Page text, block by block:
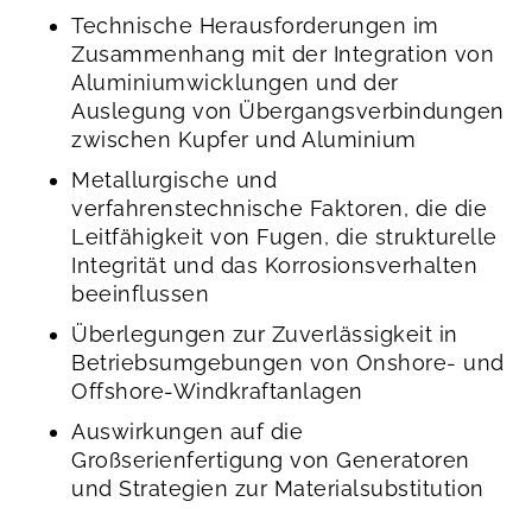
Technische Herausforderungen im
Zusammenhang mit der Integration von
Aluminiumwicklungen und der
Auslegung von Übergangsverbindungen
zwischen Kupfer und Aluminium
Metallurgische und
verfahrenstechnische Faktoren, die die
Leitfähigkeit von Fugen, die strukturelle
Integrität und das Korrosionsverhalten
beeinflussen
Überlegungen zur Zuverlässigkeit in
Betriebsumgebungen von Onshore- und
Offshore-Windkraftanlagen
Auswirkungen auf die
Großserienfertigung von Generatoren
und Strategien zur Materialsubstitution